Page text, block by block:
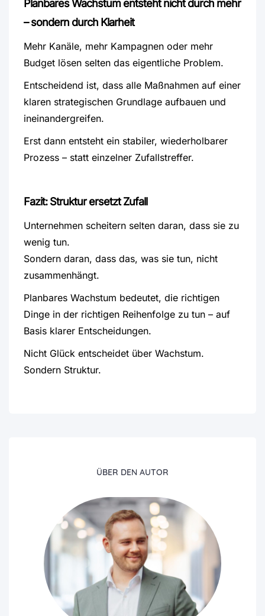
Planbares Wachstum entsteht nicht durch mehr
– sondern durch Klarheit
Mehr Kanäle, mehr Kampagnen oder mehr
Budget lösen selten das eigentliche Problem.
Entscheidend ist, dass alle Maßnahmen auf einer
klaren strategischen Grundlage aufbauen und
ineinandergreifen.
Erst dann entsteht ein stabiler, wiederholbarer
Prozess – statt einzelner Zufallstreffer.
Fazit: Struktur ersetzt Zufall
Unternehmen scheitern selten daran, dass sie zu
wenig tun.
Sondern daran, dass das, was sie tun, nicht
zusammenhängt.
Planbares Wachstum bedeutet, die richtigen
Dinge in der richtigen Reihenfolge zu tun – auf
Basis klarer Entscheidungen.
Nicht Glück entscheidet über Wachstum.
Sondern Struktur.
ÜBER DEN AUTOR